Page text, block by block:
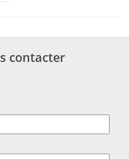
contacter